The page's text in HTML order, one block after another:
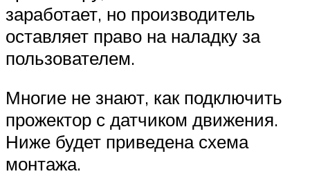
заработает, но производитель
оставляет право на наладку за
пользователем.
Многие не знают, как подключить
прожектор с датчиком движения.
Ниже будет приведена схема
монтажа.